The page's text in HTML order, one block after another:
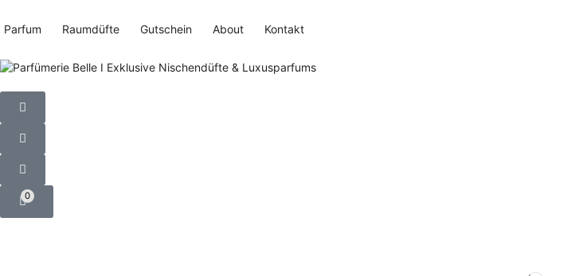
Parfum Raumdüfte Gutschein About Kontakt
0